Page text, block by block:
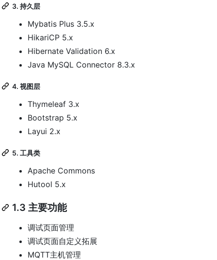
3. 持久层
Mybatis Plus 3.5.x
HikariCP 5.x
Hibernate Validation 6.x
Java MySQL Connector 8.3.x
4. 视图层
Thymeleaf 3.x
Bootstrap 5.x
Layui 2.x
5. 工具类
Apache Commons
Hutool 5.x
1.3 主要功能
调试页面管理
调试页面自定义拓展
MQTT主机管理